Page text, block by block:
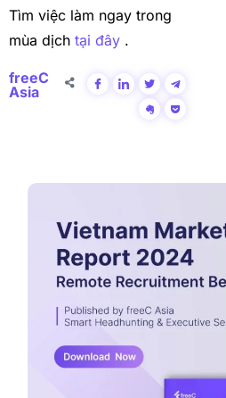
Tìm việc làm ngay trong
mùa dịch tại đây .
freeC
Asia